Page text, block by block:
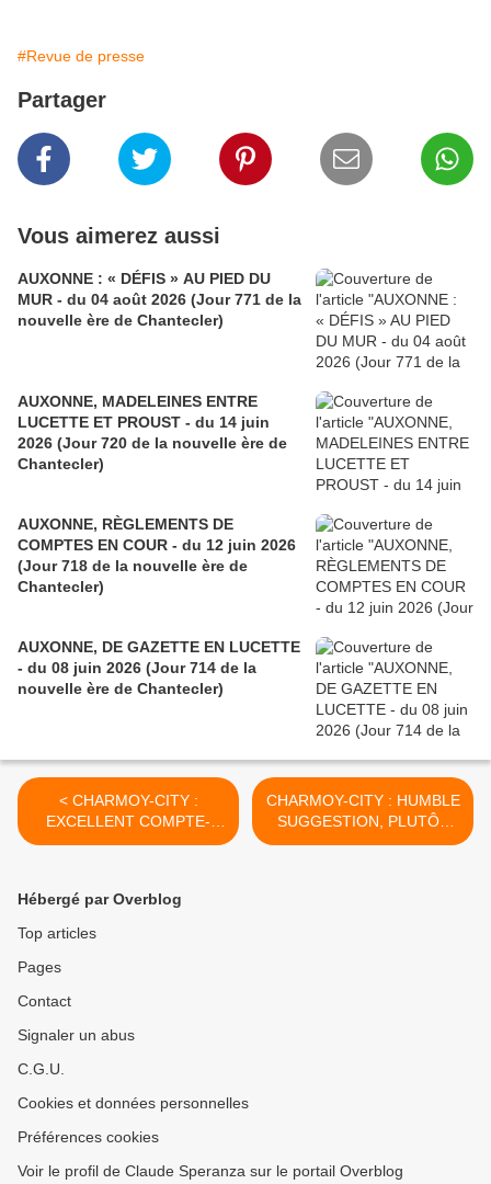
#Revue de presse
Partager
Vous aimerez aussi
AUXONNE : « DÉFIS » AU PIED DU
MUR - du 04 août 2026 (Jour 771 de la
nouvelle ère de Chantecler)
AUXONNE, MADELEINES ENTRE
LUCETTE ET PROUST - du 14 juin
2026 (Jour 720 de la nouvelle ère de
Chantecler)
AUXONNE, RÈGLEMENTS DE
COMPTES EN COUR - du 12 juin 2026
(Jour 718 de la nouvelle ère de
Chantecler)
AUXONNE, DE GAZETTE EN LUCETTE
- du 08 juin 2026 (Jour 714 de la
nouvelle ère de Chantecler)
< CHARMOY-CITY :
EXCELLENT COMPTE-
RENDU D’UNE RÉUNION
négatif fondateur)
CHARMOY-CITY : HUMBLE
SUGGESTION, PLUTÔT
QUE DOLÉANCE, POUR
Hébergé par Overblog
Top articles
Pages
Contact
Signaler un abus
C.G.U.
Cookies et données personnelles
Préférences cookies
Voir le profil de Claude Speranza sur le portail Overblog